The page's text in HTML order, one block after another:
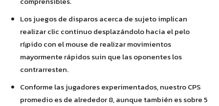
Los juegos de disparos acerca de sujeto implican
realizar clic continuo desplazándolo hacia el pelo
rí¡pido con el mouse de realizar movimientos
mayormente rápidos suin que las oponentes los
contrarresten.
Conforme las jugadores experimentados, nuestro CPS
promedio es de alrededor 8, aunque también es sobre 5